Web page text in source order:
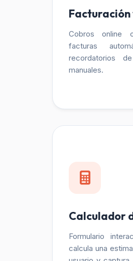
Cobros online
facturas
recordatorios
manuales.
Calculador
Formulario
calcula una